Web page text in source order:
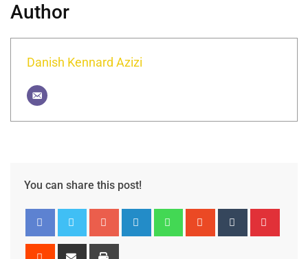
Author
Danish Kennard Azizi
You can share this post!